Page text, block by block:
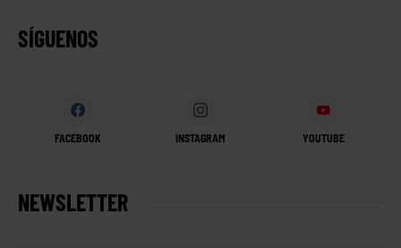
SÍGUENOS
FACEBOOK INSTAGRAM YOUTUBE
NEWSLETTER